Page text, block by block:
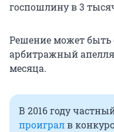
госпошлину в 3
Решение может быть
арбитражный
месяца.
В 2016 году
проигралв